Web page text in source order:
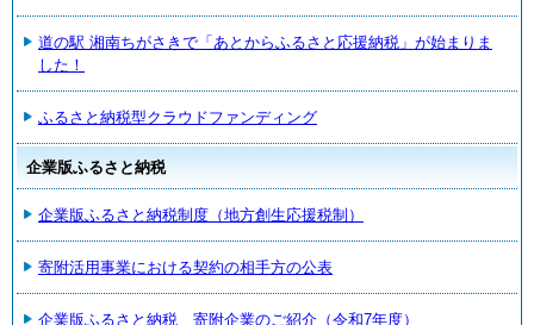
道の駅 湘南ちがさきで「あとからふるさと応援納税」が始まりま
した！
ふるさと納税型クラウドファンディング
企業版ふるさと納税
企業版ふるさと納税制度（地方創生応援税制）
寄附活用事業における契約の相手方の公表
企業版ふるさと納税 寄附企業のご紹介（令和7年度）